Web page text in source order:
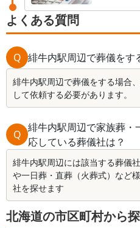
よくある質問
Q 緋牛内駅周辺で葬儀をす
緋牛内駅周辺で葬儀をする場合
して依頼する必要があります。
Q
緋牛内駅周辺で家族葬・
応している葬儀社は？
緋牛内駅周辺には該当する葬儀社
や一日葬・直葬（火葬式）など
社を探せます
北海道の市区町村から